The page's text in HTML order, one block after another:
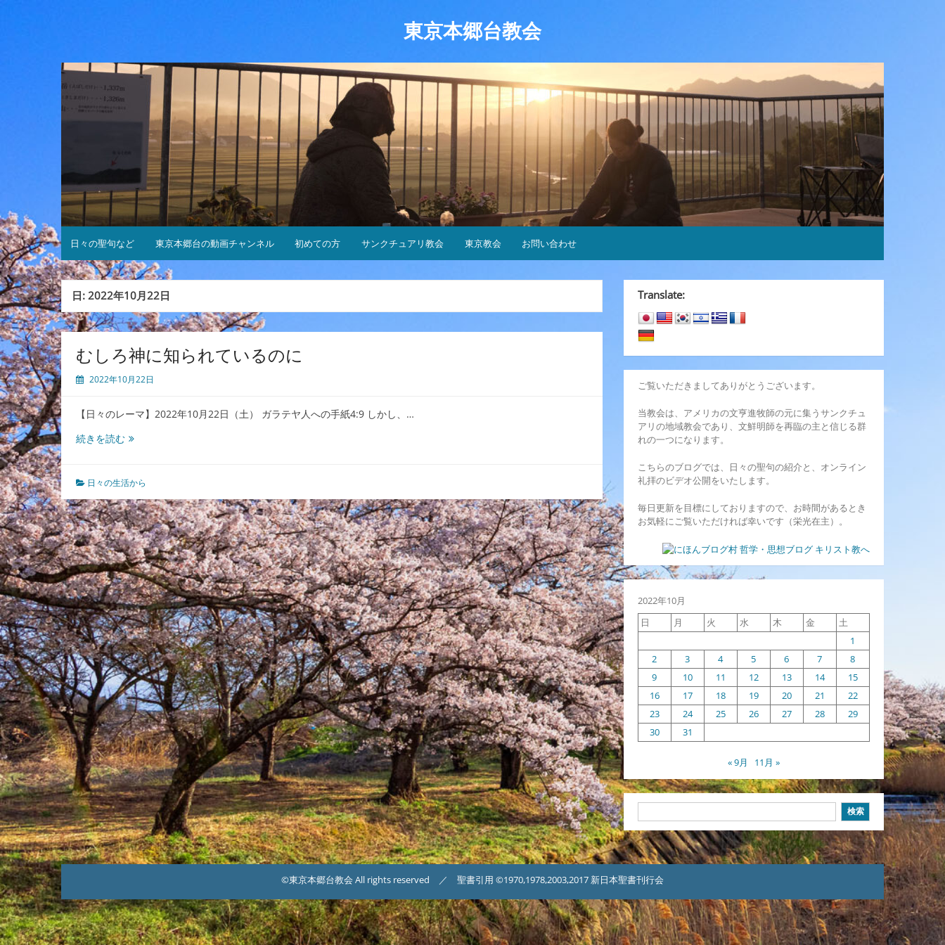
東京本郷台教会
日々の聖句など 東京本郷台の動画チャンネル 初めての方 サンクチュアリ教会 東京教会 お問い合わせ
日:2022年10月22日
むしろ神に知られているのに
2022年10月22日
【日々のレーマ】2022年10月22日（土） ガラテヤ人への手紙4:9 しかし、…
続きを読むむ
神
に
知
ら
れ
て
い
る
の
に
日々の生活から
Translate:
ご覧いただきましてありがとうございます。
当教会は、アメリカの文亨進牧師の元に集うサンクチュ
アリの地域教会であり、文鮮明師を再臨の主と信じる群
れの一つになります。
こちらのブログでは、日々の聖句の紹介と、オンライン
礼拝のビデオ公開をいたします。
毎日更新を目標にしておりますので、お時間があるとき
お気軽にご覧いただければ幸いです（栄光在主）。
2022年10月
日
月 火 水 木 金
土
1
2
3 4 5 6 7
8
9
10 11 12 13 14
15
16
17 18 19 20 21
22
23
24 25 26 27 28
29
30
31
« 9月 11月 »
索
検索
©東京本郷台教会 All rights reserved ／ 聖書引用 ©1970,1978,2003,2017 新日本聖書刊行会